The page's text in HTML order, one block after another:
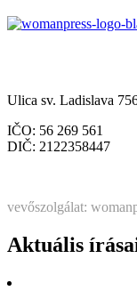
Ulica sv. Ladislava
IČO: 56 269 561
DIČ: 2122358447
vevőszolgálat:
Aktuális